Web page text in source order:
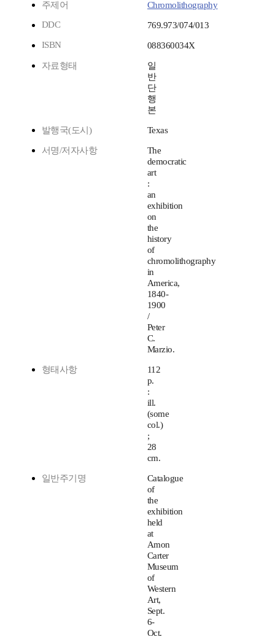
주제어
Chromolithography
DDC
769.973/074/013
ISBN
088360034X
자료형태
일
반
단
행
본
발행국(도시) Texas
서명/저자사항
The
democratic
art
:
an
exhibition
on
the
history
of
chromolithography
in
America,
1840-
1900
/
Peter
C.
Marzio.
형태사항
112
p.
:
ill.
(some
col.)
;
28
cm.
일반주기명
Catalogue
of
the
exhibition
held
at
Amon
Carter
Museum
of
Western
Art,
Sept.
6-
Oct.